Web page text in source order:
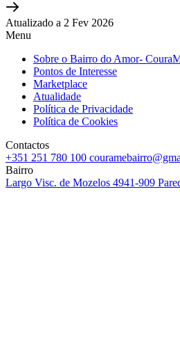
Atualizado a 2 Fev 2026
Menu
Sobre o Bairro do Amor-
Pontos de Interesse
Marketplace
Atualidade
Política de Privacidade
Política de Cookies
Contactos
+351 251 780 100
Bairro
Largo Visc. de Mozelos 4941-909